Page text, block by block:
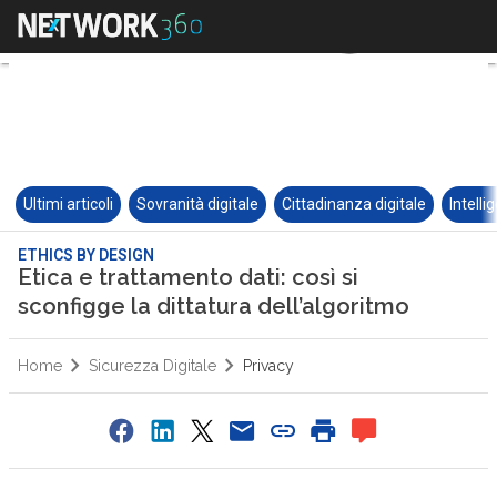
Ultimi articoli Sovranità digitale Cittadinanza digitale
ETHICS BY DESIGN
Etica e trattamento dati: così si
sconfigge la dittatura dell’algoritmo
Home Sicurezza Digitale Privacy